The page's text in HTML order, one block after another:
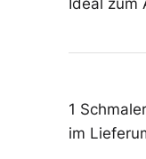
Ideal zum
1
im